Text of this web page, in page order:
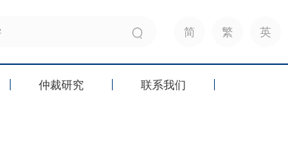
简 繁 英
仲裁研究 联系我们